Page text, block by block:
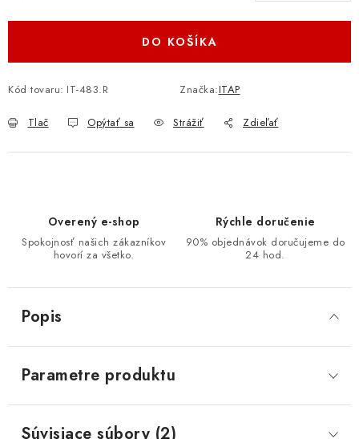
DO KOŠÍKA
Kód tovaru: IT-483.R Značka:ITAP
Tlač Opýtať sa Strážiť Zdieľať
Overený e-shop
Spokojnosť našich zákazníkov
hovorí za všetko.
Rýchle doručenie
90% objednávok doručujeme do
24 hod.
Popis
Parametre produktu
Súvisiace súbory (2)